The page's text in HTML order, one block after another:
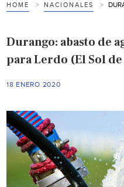
HOME NACIONALES
Durango: abasto de
para Lerdo (El Sol
18 ENERO 2020